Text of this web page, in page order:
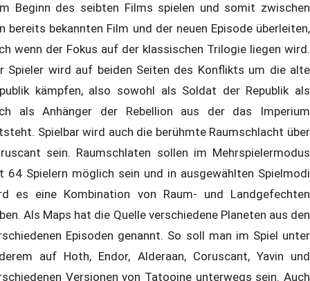
Beginn des seibten Films spielen und somit zwischen
bereits bekannten Film und der neuen Episode überleiten,
wenn der Fokus auf der klassischen Trilogie liegen wird.
Spieler wird auf beiden Seiten des Konflikts um die alte
kämpfen, also sowohl als Soldat der Republik als
als Anhänger der Rebellion aus der das Imperium
Spielbar wird auch die berühmte Raumschlacht über
sein. Raumschlaten sollen im Mehrspielermodus
64 Spielern möglich sein und in ausgewählten Spielmodi
es eine Kombination von Raum- und Landgefechten
Als Maps hat die Quelle verschiedene Planeten aus den
Episoden genannt. So soll man im Spiel unter
auf Hoth, Endor, Alderaan, Coruscant, Yavin und
Versionen von Tatooine unterwegs sein. Auch